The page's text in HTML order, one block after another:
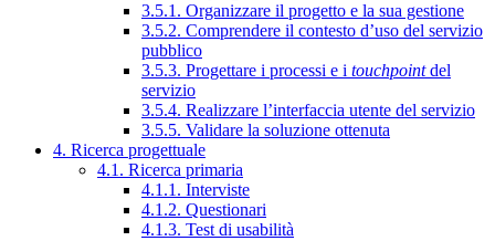
3.5.1. Organizzare il progetto e la sua gestione
3.5.2. Comprendere il contesto d’uso del servizio
pubblico
3.5.3. Progettare i processi e i touchpointdel
servizio
3.5.4. Realizzare l’interfaccia utente del servizio
3.5.5. Validare la soluzione ottenuta
4. Ricerca progettuale
4.1. Ricerca primaria
4.1.1. Interviste
4.1.2. Questionari
4.1.3. Test di usabilità